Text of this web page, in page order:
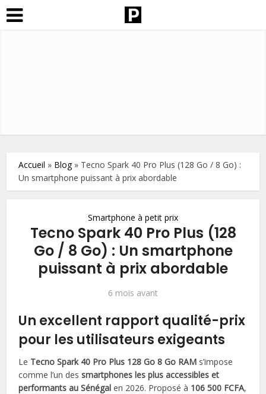
Accueil » Blog» Tecno Spark 40 Pro Plus (128 Go / 8 Go) :
Un smartphone puissant à prix abordable
Smartphone à petit prix
Tecno Spark 40 Pro Plus (128
Go / 8 Go) : Un smartphone
puissant à prix abordable
6 mois avant
Un excellent rapport qualité-prix
pour les utilisateurs exigeants
Le Tecno Spark 40 Pro Plus 128 Go 8 Go RAM s’impose
comme l’un dessmartphones les plus accessibles et
performants au Sénégal en 2026. Proposé à 106 500 FCFA,